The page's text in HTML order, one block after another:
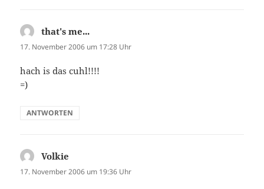
that's me...
17. November 2006 um 17:28 Uhr
hach is das cuhl!!!!
=)
ANTWORTEN
Volkie
17. November 2006 um 19:36 Uhr